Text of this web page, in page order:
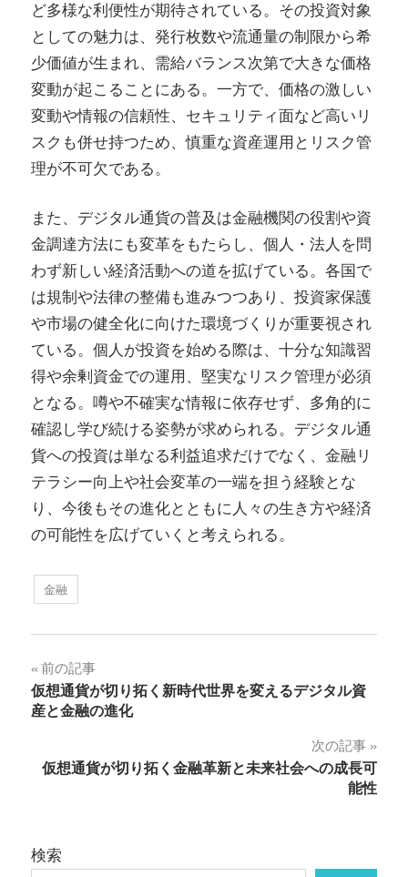
ど多様な利便性が期待されている。その投資対象
としての魅力は、発行枚数や流通量の制限から希
少価値が生まれ、需給バランス次第で大きな価格
変動が起こることにある。一方で、価格の激しい
変動や情報の信頼性、セキュリティ面など高いリ
スクも併せ持つため、慎重な資産運用とリスク管
理が不可欠である。
また、デジタル通貨の普及は金融機関の役割や資
金調達方法にも変革をもたらし、個人・法人を問
わず新しい経済活動への道を拡げている。各国で
は規制や法律の整備も進みつつあり、投資家保護
や市場の健全化に向けた環境づくりが重要視され
ている。個人が投資を始める際は、十分な知識習
得や余剰資金での運用、堅実なリスク管理が必須
となる。噂や不確実な情報に依存せず、多角的に
確認し学び続ける姿勢が求められる。デジタル通
貨への投資は単なる利益追求だけでなく、金融リ
テラシー向上や社会変革の一端を担う経験とな
り、今後もその進化とともに人々の生き方や経済
の可能性を広げていくと考えられる。
金融
投
稿
ビ
ー
前の記事
仮想通貨が切り拓く新時代世界を変えるデジタル資
産と金融の進化
次の記事
仮想通貨が切り拓く金融革新と未来社会への成長可
能性
検索